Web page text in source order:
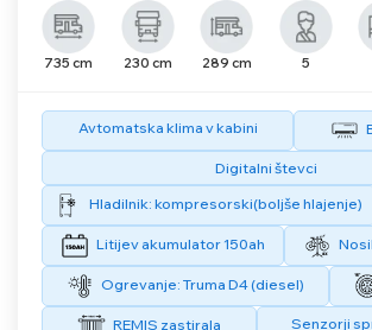
735 cm 230 cm 289 cm 5
Avtomatska klima v kabini
Digitalni števci
Hladilnik: kompresorski(boljše hlajenje)
Litijev akumulator 150ah
Ogrevanje: Truma D4 (diesel)
REMIS zastirala Senzorji